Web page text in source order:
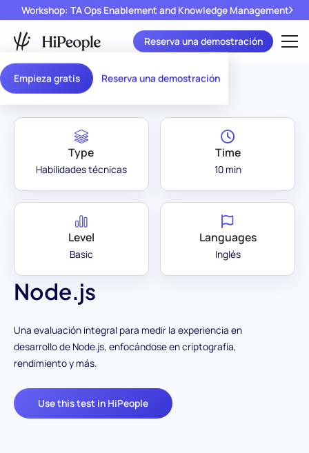
Empieza gratis Reserva una demostración
Workshop: TA Ops Enablement and Knowledge Management
Reserva una demostración
Assessment Library
Node.js
Una evaluación integral para medir la experiencia en
desarrollo de Node.js, enfocándose en criptografía,
rendimiento y más.
Use this test in HiPeople
Type
Habilidades técnicas
Time
10 min
Level
Basic
Languages
Inglés